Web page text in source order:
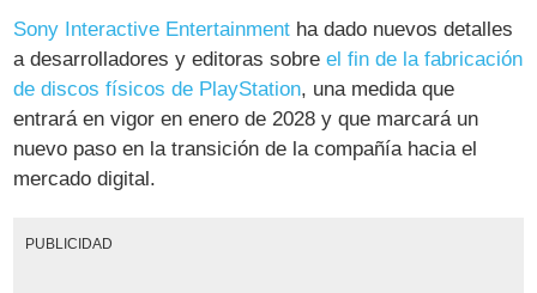
Sony Interactive Entertainment ha dado nuevos detalles
a desarrolladores y editoras sobreel fin de la fabricación
de discos físicos de PlayStation, una medida que
entrará en vigor en enero de 2028 y que marcará un
nuevo paso en la transición de la compañía hacia el
mercado digital.
PUBLICIDAD